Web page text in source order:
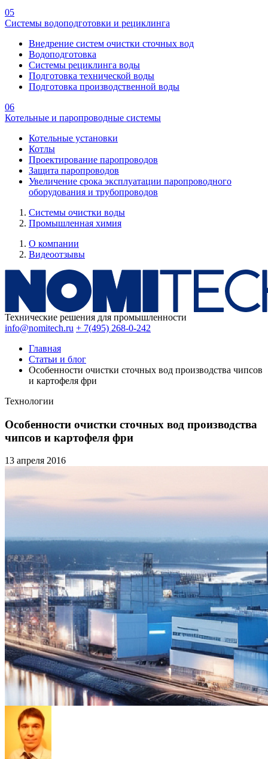
05
Системы водоподготовки и рециклинга
Внедрение систем очистки сточных вод
Водоподготовка
Системы рециклинга воды
Подготовка технической воды
Подготовка производственной воды
06
Котельные и паропроводные системы
Котельные установки
Котлы
Проектирование паропроводов
Защита паропроводов
Увеличение срока эксплуатации паропроводного
оборудования и трубопроводов
Системы очистки воды
Промышленная химия
О компании
Видеоотзывы
Технические решения для промышленности
info@nomitech.ru + 7(495) 268-0-242
Главная
Статьи и блог
Особенности очистки сточных вод производства чипсов
и картофеля фри
Технологии
Особенности очистки сточных вод производства
чипсов и картофеля фри
13 апреля 2016